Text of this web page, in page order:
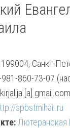
199004, Санкт-
860-73-07
kirjalija [a]
spbstmihail.ru
Лютеранская